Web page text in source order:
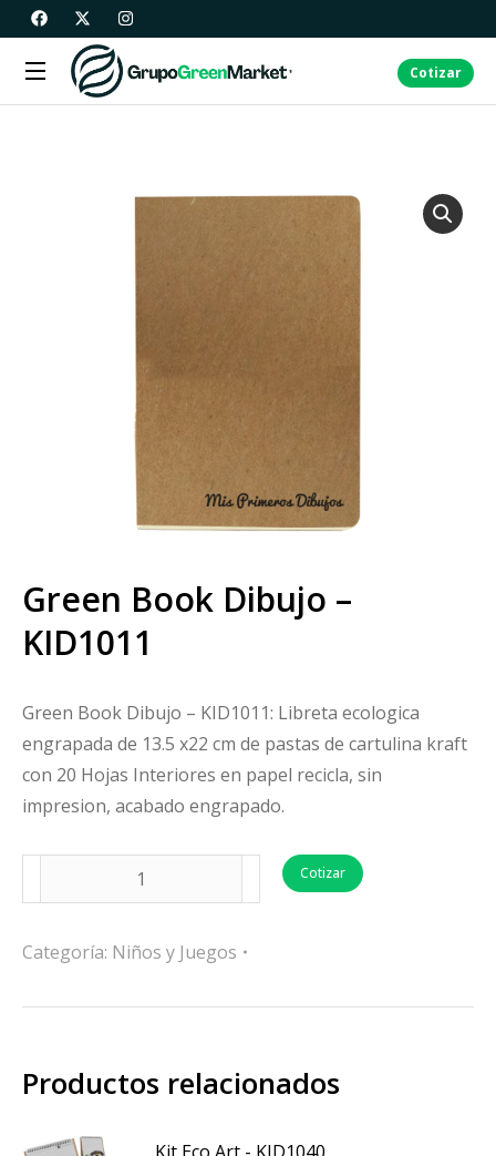
Cotizar
Green Book Dibujo –
KID1011
Green Book Dibujo – KID1011: Libreta ecologica
engrapada de 13.5 x22 cm de pastas de cartulina kraft
con 20 Hojas Interiores en papel recicla, sin
impresion, acabado engrapado.
Cotizar
Categoría: Niños y Juegos
Productos relacionados